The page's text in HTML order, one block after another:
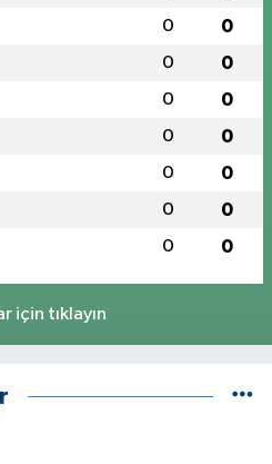
0 0
0 0
0 0
0 0
0 0
0 0
0 0
için tıklayın